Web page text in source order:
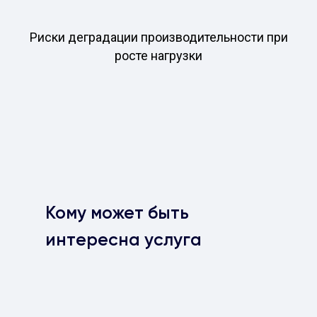
Риски деградации производительности при
росте нагрузки
Кому может быть
интересна услуга